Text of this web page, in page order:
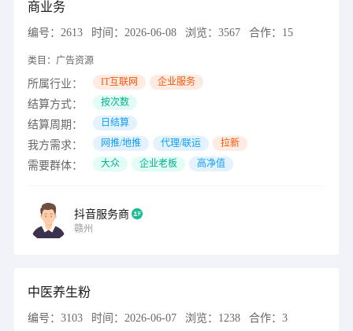
商业务
编号： 2613 时间： 2026-06-08 浏览： 3567 合作： 15
类目： 广告资源
所属行业： IT互联网 企业服务
结算方式： 按次数
结算周期： 日结算
我方需求： 网推/地推 代理/联运 拉新
需要群体： 大众 企业老板 高净值
抖音服务商
赣州
中医养生粉
编号： 3103 时间： 2026-06-07 浏览： 1238 合作： 3